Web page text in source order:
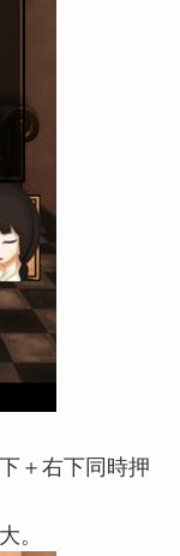
＋右下同時押
。